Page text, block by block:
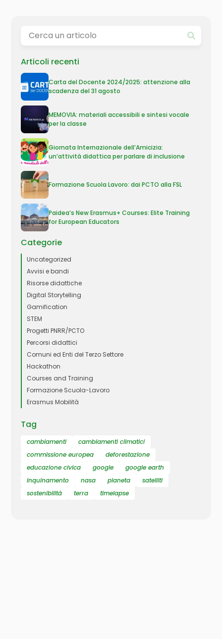
Articoli recenti
Carta del Docente 2024/2025: attenzione alla
scadenza del 31 agosto
MEMOVIA: materiali accessibili e sintesi vocale
per la classe
Giornata Internazionale dell’Amicizia:
un’attività didattica per parlare di inclusione
Formazione Scuola Lavoro: dai PCTO alla FSL
Paidea’s New Erasmus+ Courses: Elite Training
for European Educators
Categorie
Uncategorized
Avvisi e bandi
Risorse didattiche
Digital Storytelling
Gamification
STEM
Progetti PNRR/PCTO
Percorsi didattici
Comuni ed Enti del Terzo Settore
Hackathon
Courses and Training
Formazione Scuola-Lavoro
Erasmus Mobilità
Tag
cambiamenti
cambiamenti climatici
commissione europea
deforestazione
educazione civica
google
google earth
inquinamento
nasa pianeta
satelliti
sostenibilità
terra timelapse